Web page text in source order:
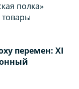
полка»
товары
перемен: XI